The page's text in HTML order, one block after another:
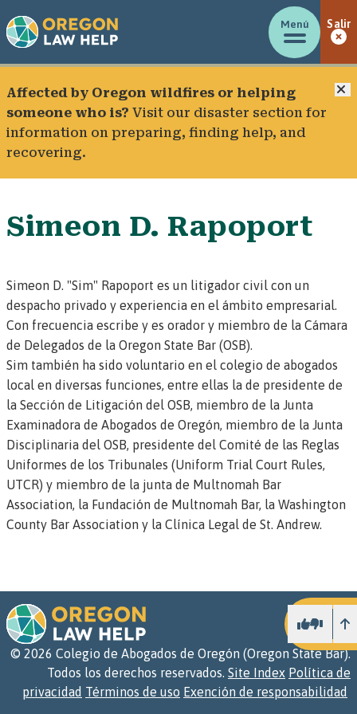
Menú Salir
Affected by Oregon wildfires or helping
someone who is? Visit our disaster section for
information on preparing, finding help, and
recovering.
Simeon D. Rapoport
Simeon D. "Sim" Rapoport es un litigador civil con un
despacho privado y experiencia en el ámbito empresarial.
Con frecuencia escribe y es orador y miembro de la Cámara
de Delegados de la Oregon State Bar (OSB).
Sim también ha sido voluntario en el colegio de abogados
local en diversas funciones, entre ellas la de presidente de
la Sección de Litigación del OSB, miembro de la Junta
Examinadora de Abogados de Oregón, miembro de la Junta
Disciplinaria del OSB, presidente del Comité de las Reglas
Uniformes de los Tribunales (Uniform Trial Court Rules,
UTCR) y miembro de la junta de Multnomah Bar
Association, la Fundación de Multnomah Bar, la Washington
County Bar Association y la Clínica Legal de St. Andrew.
© 2026 Colegio de Abogados de Oregón (Oregon State Bar).
Todos los derechos reservados. Site Index Política de
privacidad Términos de uso Exención de responsabilidad